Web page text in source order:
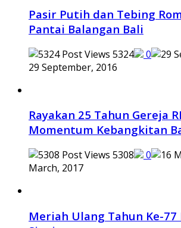
Pasir Putih dan Tebing
Pantai Balangan Bali
5324
0
29 September, 2016
Rayakan 25 Tahun Gereja
Momentum Kebangkitan
5308 0
March, 2017
Meriah Ulang Tahun Ke-77